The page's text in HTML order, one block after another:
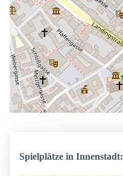
Spielplätze in Innenstadt: